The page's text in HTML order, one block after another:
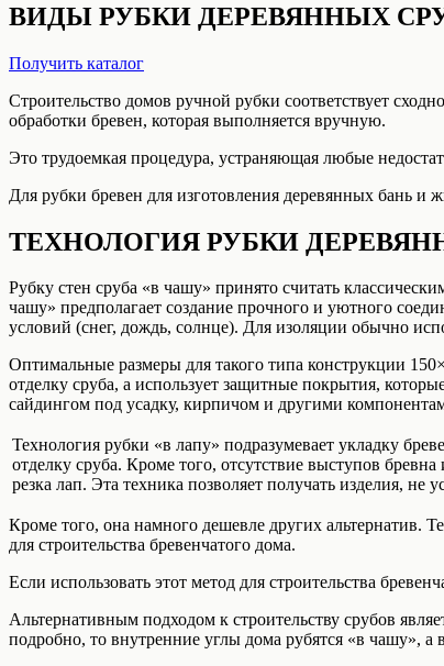
ВИДЫ РУБКИ ДЕРЕВЯННЫХ
Получить каталог
Строительство домов ручной рубки соответствует
обработки бревен, которая выполняется вручную.
Это трудоемкая процедура, устраняющая любые
Для рубки бревен для изготовления деревянных бань
ТЕХНОЛОГИЯ РУБКИ
Рубку стен сруба «в чашу» принято считать
чашу» предполагает создание прочного и уютного
условий (снег, дождь, солнце). Для изоляции обычно
Оптимальные размеры для такого типа конструкции
отделку сруба, а использует защитные покрытия,
сайдингом под усадку, кирпичом и другими
Технология рубки «в лапу» подразумевает укладку
отделку сруба. Кроме того, отсутствие выступов
резка лап. Эта техника позволяет получать изделия,
Кроме того, она намного дешевле других альтернатив.
для строительства бревенчатого дома.
Если использовать этот метод для строительства
Альтернативным подходом к строительству срубов
подробно, то внутренние углы дома рубятся «в чашу»,